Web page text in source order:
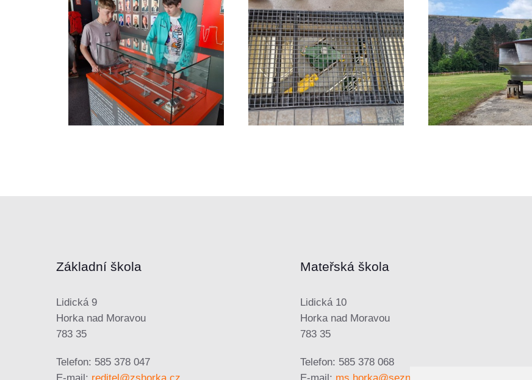
Základní škola
Lidická 9
Horka nad Moravou
783 35
Telefon: 585 378 047
Mateřská škola
Lidická 10
Horka nad Moravou
783 35
Telefon: 585 378 068